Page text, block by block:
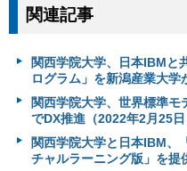
関連記事
関西学院大学、日本IBMと
ログラム」を新潟産業大学
関西学院大学、世界標準モ
でDX推進（2022年2月25日
関西学院大学と日本IBM、
チャルラーニング版」を提